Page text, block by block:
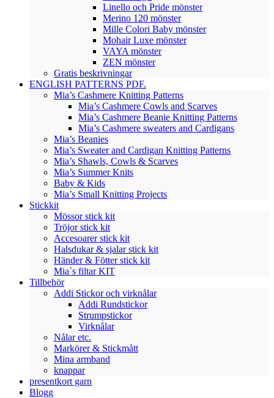
Linello och Pride mönster
Merino 120 mönster
Mille Colori Baby mönster
Mohair Luxe mönster
VAYA mönster
ZEN mönster
Gratis beskrivningar
ENGLISH PATTERNS PDF.
Mia’s Cashmere Knitting Patterns
Mia’s Cashmere Cowls and Scarves
Mia’s Cashmere Beanie Knitting Patterns
Mia’s Cashmere sweaters and Cardigans
Mia’s Beanies
Mia’s Sweater and Cardigan Knitting Patterns
Mia’s Shawls, Cowls & Scarves
Mia’s Summer Knits
Baby & Kids
Mia’s Small Knitting Projects
Stickkit
Mössor stick kit
Tröjor stick kit
Accesoarer stick kit
Halsdukar & sjalar stick kit
Händer & Fötter stick kit
Mia`s filtar KIT
Tillbehör
Addi Stickor och virknålar
Addi Rundstickor
Strumpstickor
Virknålar
Nålar etc.
Markörer & Stickmått
Mina armband
knappar
presentkort garn
Blogg